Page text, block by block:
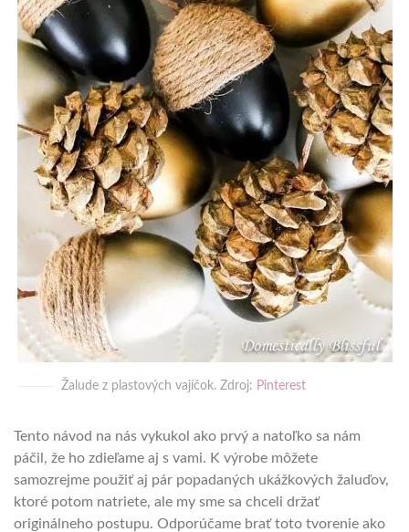
Žalude z plastových vajíčok. Zdroj: Pinterest
Tento návod na nás vykukol ako prvý a natoľko sa nám
páčil, že ho zdieľame aj s vami. K výrobe môžete
samozrejme použiť aj pár popadaných ukážkových žaluďov,
ktoré potom natriete, ale my sme sa chceli držať
originálneho postupu. Odporúčame brať toto tvorenie ako